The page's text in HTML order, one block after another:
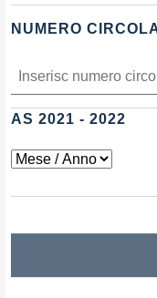
NUMERO
AS 2021 - 2022